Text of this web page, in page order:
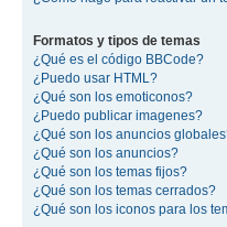
Formatos y tipos de temas
¿Qué es el código BBCode?
¿Puedo usar HTML?
¿Qué son los emoticonos?
¿Puedo publicar imagenes?
¿Qué son los anuncios
¿Qué son los anuncios?
¿Qué son los temas fijos?
¿Qué son los temas cerrados?
¿Qué son los iconos para los